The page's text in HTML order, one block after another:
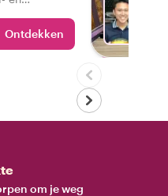
Ontdekken
om je weg